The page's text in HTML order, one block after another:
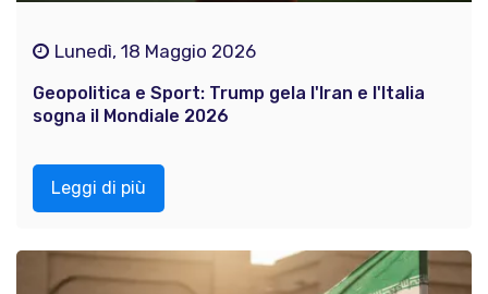
Lunedì, 18 Maggio 2026
Geopolitica e Sport: Trump gela l'Iran e l'Italia
sogna il Mondiale 2026
Leggi di più